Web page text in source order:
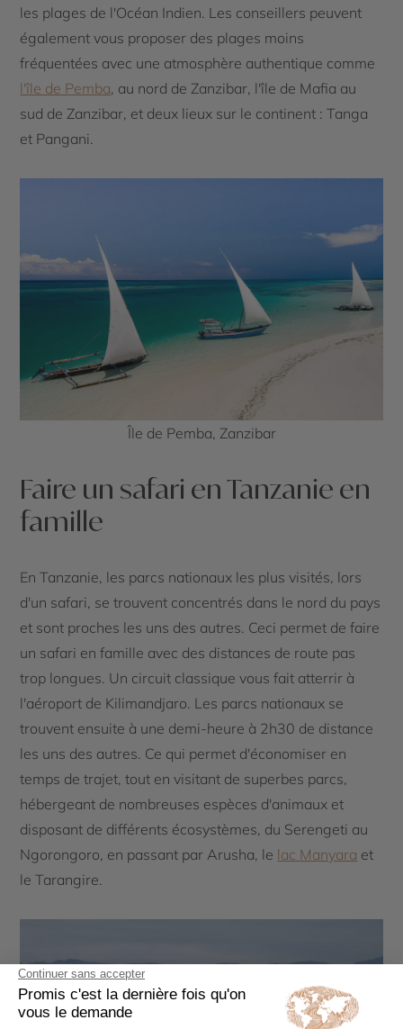
les plages de l'Océan Indien. Les conseillers peuvent
également vous proposer des plages moins
fréquentées avec une atmosphère authentique comme
l'île de Pemba, au nord de Zanzibar, l'île de Mafia au
sud de Zanzibar, et deux lieux sur le continent : Tanga
et Pangani.
Île de Pemba, Zanzibar
Faire un safari en Tanzanie en
famille
En Tanzanie, les parcs nationaux les plus visités, lors
d'un safari, se trouvent concentrés dans le nord du pays
et sont proches les uns des autres. Ceci permet de faire
un safari en famille avec des distances de route pas
trop longues. Un circuit classique vous fait atterrir à
l'aéroport de Kilimandjaro. Les parcs nationaux se
trouvent ensuite à une demi-heure à 2h30 de distance
les uns des autres. Ce qui permet d'économiser en
temps de trajet, tout en visitant de superbes parcs,
hébergeant de nombreuses espèces d'animaux et
disposant de différents écosystèmes, du Serengeti au
Ngorongoro, en passant par Arusha, le lac Manyara et
le Tarangire.